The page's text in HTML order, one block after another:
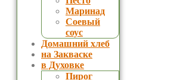
Маринад
Соевый
соус
Домашний хлеб
на Закваске
в Духовке
Пирог